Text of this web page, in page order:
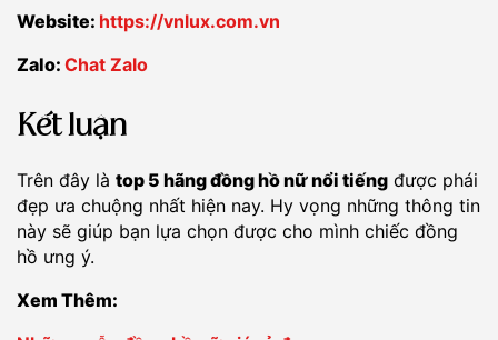
Website: https://vnlux.com.vn
Zalo: Chat Zalo
Kết luận
Trên đây là top 5 hãng đồng hồ nữ nổi tiếng được phái
đẹp ưa chuộng nhất hiện nay. Hy vọng những thông tin
này sẽ giúp bạn lựa chọn được cho mình chiếc đồng
hồ ưng ý.
Xem Thêm: